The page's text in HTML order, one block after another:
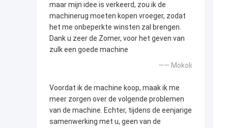
maar mijn idee is verkeerd, zou ik de
machinerug moeten kopen vroeger, zodat
het me onbeperkte winsten zal brengen.
Dank u zeer de Zomer, voor het geven van
zulk een goede machine
—— Mokoli
Voordat ik de machine koop, maak ik me
meer zorgen over de volgende problemen
van de machine. Echter, tijdens de eenjarige
samenwerking met u, geen van de